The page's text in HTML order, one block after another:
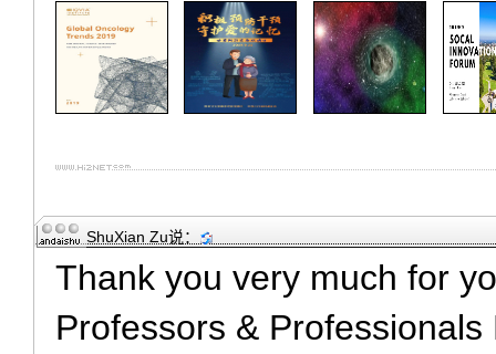
ShuXian Zu说：
Thank you very much for
Professors &